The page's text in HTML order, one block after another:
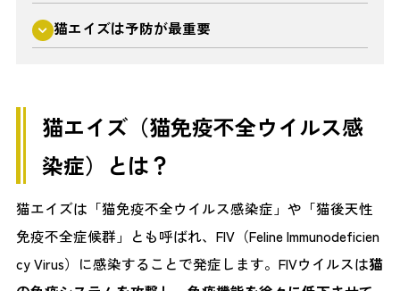
猫エイズは予防が最重要
猫エイズ（猫免疫不全ウイルス感
染症）とは？
猫エイズは「猫免疫不全ウイルス感染症」や「猫後天性
免疫不全症候群」とも呼ばれ、FIV（Feline Immunodeficien
cy Virus）に感染することで発症します。FIVウイルスは猫